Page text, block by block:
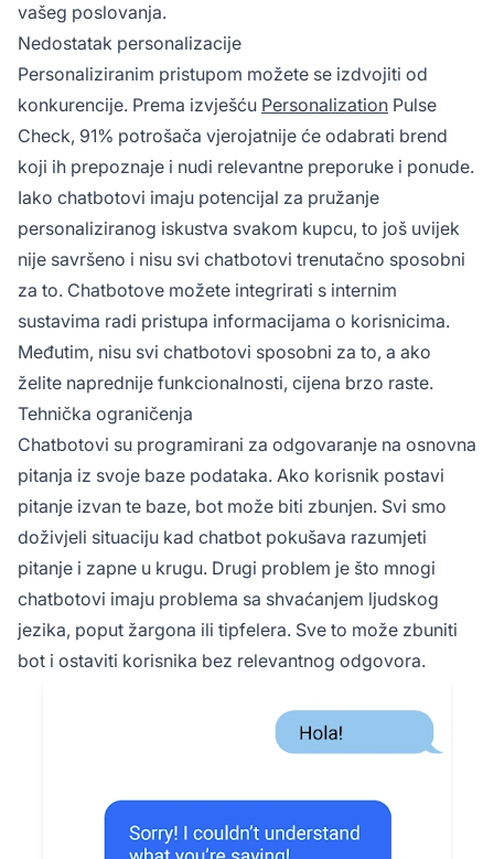
vašeg poslovanja.
Nedostatak personalizacije
Personaliziranim pristupom možete se izdvojiti od
konkurencije. Prema izvješću Personalization Pulse
Check, 91% potrošača vjerojatnije će odabrati brend
koji ih prepoznaje i nudi relevantne preporuke i ponude.
Iako chatbotovi imaju potencijal za pružanje
personaliziranog iskustva svakom kupcu, to još uvijek
nije savršeno i nisu svi chatbotovi trenutačno sposobni
za to. Chatbotove možete integrirati s internim
sustavima radi pristupa informacijama o korisnicima.
Međutim, nisu svi chatbotovi sposobni za to, a ako
želite naprednije funkcionalnosti, cijena brzo raste.
Tehnička ograničenja
Chatbotovi su programirani za odgovaranje na osnovna
pitanja iz svoje baze podataka. Ako korisnik postavi
pitanje izvan te baze, bot može biti zbunjen. Svi smo
doživjeli situaciju kad chatbot pokušava razumjeti
pitanje i zapne u krugu. Drugi problem je što mnogi
chatbotovi imaju problema sa shvaćanjem ljudskog
jezika, poput žargona ili tipfelera. Sve to može zbuniti
bot i ostaviti korisnika bez relevantnog odgovora.